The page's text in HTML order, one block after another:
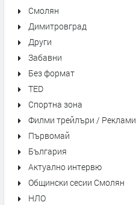
Смолян
Димитровград
Други
Забавни
Без формат
TED
Спортна зона
Филми трейлъри / Реклами
Първомай
България
Актуално интервю
Общински сесии Смолян
НЛО